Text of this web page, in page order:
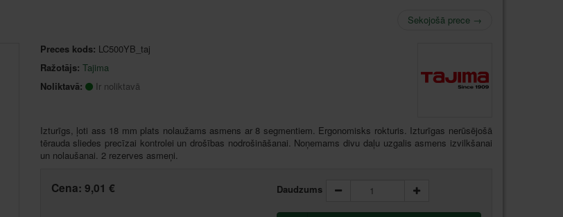
Sekojošā prece →
Preces kods: LC500YB_taj
Ražotājs: Tajima
Noliktavā:
Ir noliktavā
Izturīgs, ļoti ass 18 mm plats nolaužams asmens ar 8 segmentiem. Ergonomisks rokturis. Izturīgas nerūsējošā
tērauda sliedes precīzai kontrolei un drošības nodrošināšanai. Noņemams divu daļu uzgalis asmens izvilkšanai
un nolaušanai. 2 rezerves asmeņi.
Cena: 9,01 € Daudzums